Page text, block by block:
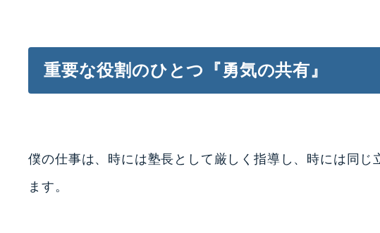
重要な役割のひとつ『勇気の共有』
僕の仕事は、時には塾長として厳しく指導し、時には同
ます。